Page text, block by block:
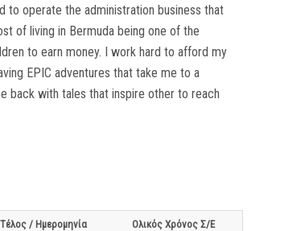
to operate the administration business that
of living in Bermuda being one of the
to earn money. I work hard to afford my
EPIC adventures that take me to a
back with tales that inspire other to reach
/ Ημερομηνία Ολικός Χρόνος Σ/Ε